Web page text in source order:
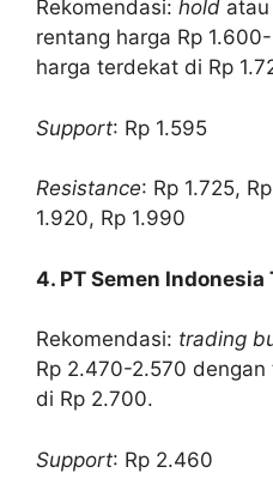
Rekomendasi: hold atau
rentang harga Rp
harga terdekat di Rp
Support: Rp 1.595
Resistance: Rp 1.725,
1.920, Rp 1.990
4. PT Semen Indonesia
Rekomendasi: trading
Rp 2.470-2.570
di Rp 2.700.
Support: Rp 2.460